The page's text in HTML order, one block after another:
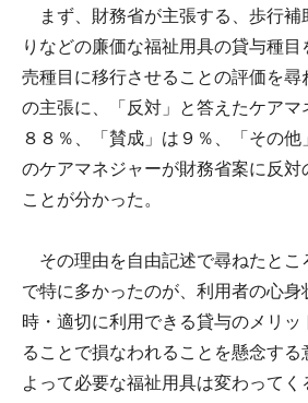
まず、財務省が主張する、歩行補
りなどの廉価な福祉用具の貸与種目
売種目に移行させることの評価を尋
の主張に、「反対」と答えたケアマ
８８％、「賛成」は９％、「その
のケアマネジャーが財務省案に反対
ことが分かった。
その理由を自由記述で尋ねたとこ
で特に多かったのが、利用者の心身
時・適切に利用できる貸与のメリッ
ることで損なわれることを懸念する
よって必要な福祉用具は変わってく